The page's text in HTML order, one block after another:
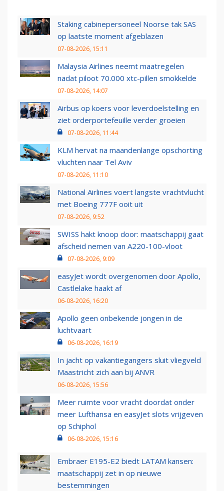
Staking cabinepersoneel Noorse tak SAS
op laatste moment afgeblazen
07-08-2026, 15:11
Malaysia Airlines neemt maatregelen
nadat piloot 70.000 xtc-pillen smokkelde
07-08-2026, 14:07
Airbus op koers voor leverdoelstelling en
ziet orderportefeuille verder groeien
07-08-2026, 11:44
KLM hervat na maandenlange opschorting
vluchten naar Tel Aviv
07-08-2026, 11:10
National Airlines voert langste vrachtvlucht
met Boeing 777F ooit uit
07-08-2026, 9:52
SWISS hakt knoop door: maatschappij gaat
afscheid nemen van A220-100-vloot
07-08-2026, 9:09
easyJet wordt overgenomen door Apollo,
Castlelake haakt af
06-08-2026, 16:20
Apollo geen onbekende jongen in de
luchtvaart
06-08-2026, 16:19
In jacht op vakantiegangers sluit vliegveld
Maastricht zich aan bij ANVR
06-08-2026, 15:56
Meer ruimte voor vracht doordat onder
meer Lufthansa en easyJet slots vrijgeven
op Schiphol
06-08-2026, 15:16
Embraer E195-E2 biedt LATAM kansen:
maatschappij zet in op nieuwe
bestemmingen